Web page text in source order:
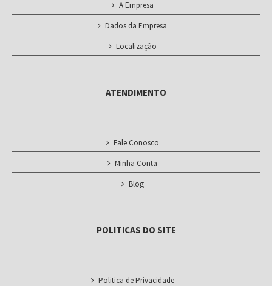
A Empresa
Dados da Empresa
Localização
ATENDIMENTO
Fale Conosco
Minha Conta
Blog
POLITICAS DO SITE
Politica de Privacidade